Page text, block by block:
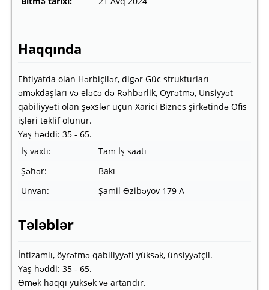
Haqqında
Ehtiyatda olan Hərbiçilər, digər Güc strukturları
əməkdaşları və eləcə də Rəhbərlik, Öyrətmə, Ünsiyyət
qabiliyyəti olan şəxslər üçün Xarici Biznes şirkətində Ofis
işləri təklif olunur.
Yaş həddi: 35 - 65.
İş vaxtı:
Tam İş saatı
Şəhər:
Bakı
Ünvan:
Şamil Əzibəyov 179 A
Tələblər
İntizamlı, öyrətmə qabiliyyəti yüksək, ünsiyyətçil.
Yaş həddi: 35 - 65.
Əmək haqqı yüksək və artandır.